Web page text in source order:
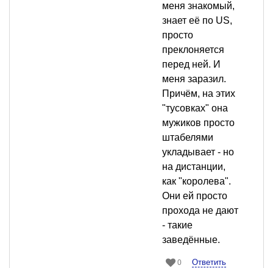
меня знакомый,
знает её по US,
просто
преклоняется
перед ней. И
меня заразил.
Причём, на этих
"тусовках" она
мужиков просто
штабелями
укладывает - но
на дистанции,
как "королева".
Они ей просто
прохода не дают
- такие
заведённые.
0 Ответить